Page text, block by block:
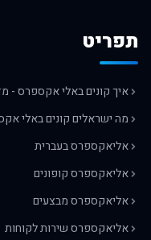
תפריט
איך קונים באלי אקספרס -
מה ישראלים קונים באלי
אליאקספרס בעברית
אליאקספרס קופונים
אליאקספרס מבצעים
אליאקספרס שירות לקוחות